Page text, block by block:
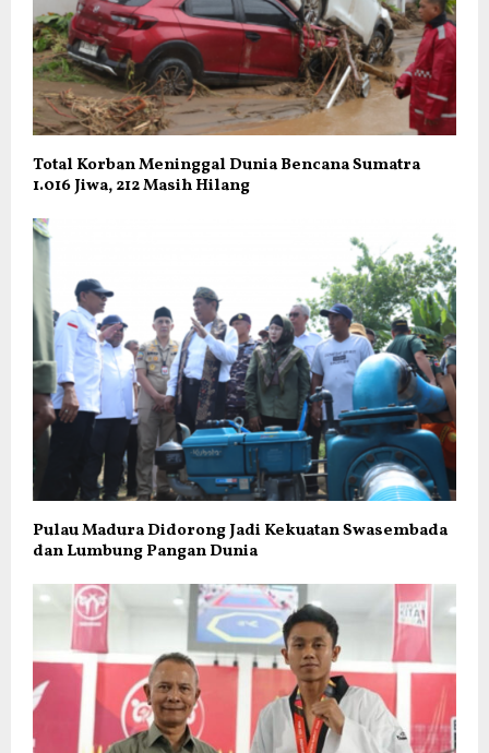
Total Korban Meninggal Dunia Bencana Sumatra
1.016 Jiwa, 212 Masih Hilang
Pulau Madura Didorong Jadi Kekuatan Swasembada
dan Lumbung Pangan Dunia